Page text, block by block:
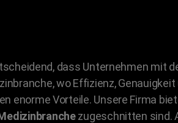
dass Unternehmen mit
wo Effizienz,
enorme Vorteile. Unsere Firma
zugeschnitten sind.